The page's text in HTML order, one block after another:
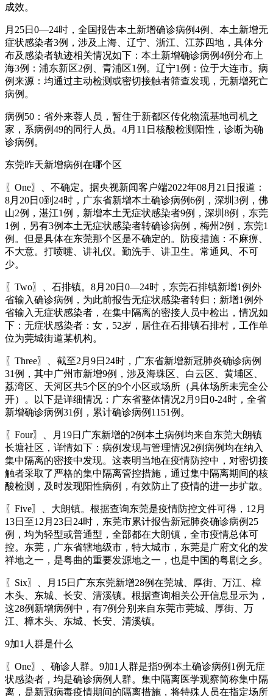
成效。
月25日0—24时，全国报告本土新增确诊病例4例、本土新增无
症状感染者3例，涉及上海、辽宁、浙江、江苏四地，具体分
布及感染者轨迹相关情况如下：本土新增确诊病例4例分布上
海3例：浦东新区2例、青浦区1例。辽宁1例：位于大连市。病
例来源：均通过主动检测或密切接触者筛查发现，无新增死亡
病例。
病例50：省外来蓉人员，暂住于新都区传化物流基地司机之
家，系病例49的同行人员。4月11日核酸检测阳性，诊断为确
诊病例。
东莞昨天新增病例在哪个区
〖One〗、不确定。据央视新闻客户端2022年08月21日报道：
8月20日0到24时，广东省新增本土确诊病例6例，深圳3例，佛
山2例，湛江1例，新增本土无症状感染者9例，深圳8例，东莞
1例，另有3例本土无症状感染者转确诊病例，梅州2例，东莞1
例。但是具体在东莞那个区是不确定的。防疫措施：不麻痹、
不大意。打喷嚏、讲礼仪。勤洗手、讲卫生。常通风、不可
少。
〖Two〗、石排镇。8月20日0—24时，东莞石排镇新增1例外
省输入确诊病例，为此前报告无症状感染者转归；新增1例外
省输入无症状感染者，在集中隔离的密接人员中检出，情况如
下：无症状感染者：女，52岁，居住在石排镇石排村，工作单
位为莞城街道某机构。
〖Three〗、截至2月9日24时，广东省新增新冠肺炎确诊病例
31例，其中广州市新增9例，涉及海珠区、白云区、黄埔区、
荔湾区、天河区共5个区的9个小区或场所（具体场所未完全公
开）。以下是详细情况：广东省整体情况2月9日0-24时，全省
新增确诊病例31例，累计确诊病例1151例。
〖Four〗、月19日广东新增的2例本土病例均来自东莞大朗镇
长塘社区，详情如下：病例发现与管理情况2例病例均在纳入
集中隔离的密接中发现。这表明当地在疫情防控中，对密切接
触者采取了严格的集中隔离管控措施，通过集中隔离期间的核
酸检测，及时发现阳性病例，有效防止了疫情的进一步扩散。
〖Five〗、大朗镇。根据查询东莞是疫情防控文件可得，12月
13日至12月23日24时，东莞市累计报告新冠肺炎确诊病例25
例，均为轻型或普通型，全部都在大朗镇，全市疫情总体可
控。东莞，广东省辖地级市，特大城市，东莞是广府文化的发
祥地之一，是粤曲的重要发源地之一，也是中国的粤剧之乡。
〖Six〗、月15日广东东莞新增28例在莞城、厚街、万江、樟
木头、东城、长安、清溪镇。根据查询相关公开信息显示为，
这28例新增病例中，有7例分别来自东莞市莞城、厚街、万
江、樟木头、东城、长安、清溪镇。
9加1人群是什么
〖One〗、确诊人群。9加1人群是指9例本土确诊病例1例无症
状感染者，均是确诊病例人群。集中隔离医学观察简称集中隔
离，是新冠病毒疫情期间的隔离措施，将特殊人员在指定场所